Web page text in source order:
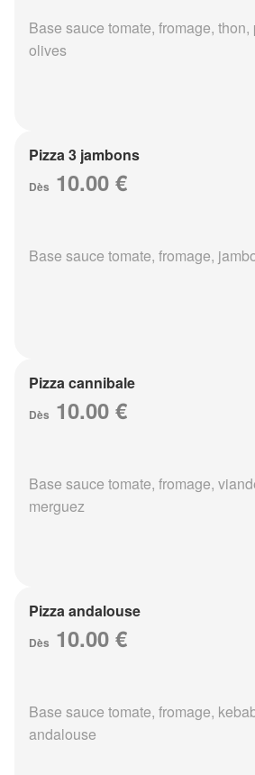
Base sauce tomate, fromage,
olives
Pizza 3 jambons
Dès 10.00 €
Base sauce tomate, fromage,
Pizza cannibale
Dès 10.00 €
Base sauce tomate, fromage,
merguez
Pizza andalouse
Dès 10.00 €
Base sauce tomate, fromage,
andalouse